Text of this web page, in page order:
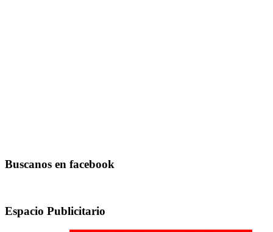
Buscanos en facebook
Espacio Publicitario